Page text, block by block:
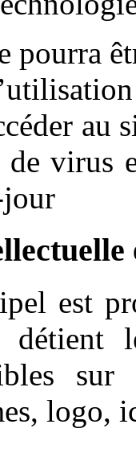
pourra
de virus
jour
est
détient
logo,